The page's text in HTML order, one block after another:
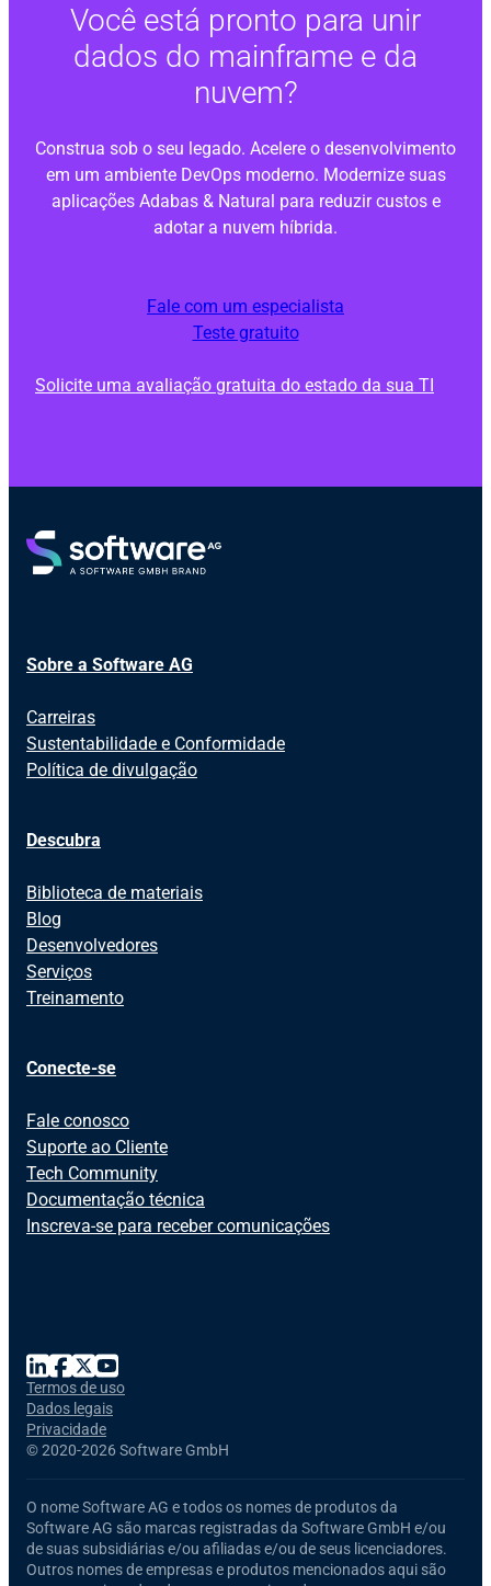
Você está pronto para unir
dados do mainframe e da
nuvem?
Construa sob o seu legado. Acelere o desenvolvimento
em um ambiente DevOps moderno. Modernize suas
aplicações Adabas & Natural para reduzir custos e
adotar a nuvem híbrida.
Fale com um especialista
Teste gratuito
Solicite uma avaliação gratuita do estado da sua TI
Sobre a Software AG
Carreiras
Sustentabilidade e Conformidade
Política de divulgação
Descubra
Biblioteca de materiais
Blog
Desenvolvedores
Serviços
Treinamento
Conecte-se
Fale conosco
Suporte ao Cliente
Tech Community
Documentação técnica
Inscreva-se para receber comunicações
©2020-2026 Software GmbH
Termos de uso
Dados legais
Privacidade
O nomeSoftware AG e todos os nomes de produtos da
Software AG são marcas registradas da Software GmbH e/ou
de suas subsidiárias e/ou afiliadas e/ou de seus licenciadores.
Outros nomes de empresas e produtos mencionados aqui são